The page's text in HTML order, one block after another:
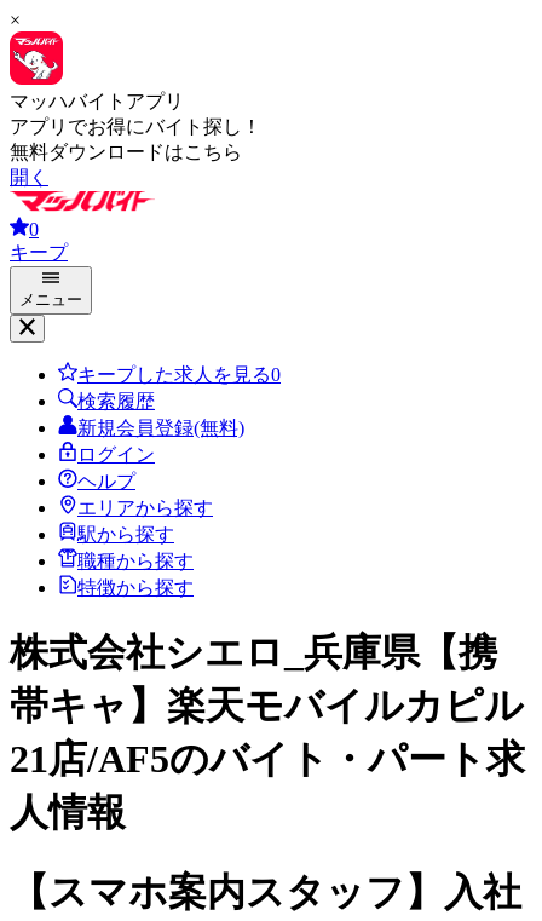
×
マッハバイトアプリ
アプリでお得にバイト探し！
無料ダウンロードはこちら
開く
0
キープ
メニュー
キープした求人を見る0
検索履歴
新規会員登録(無料)
ログイン
ヘルプ
エリアから探す
駅から探す
職種から探す
特徴から探す
株式会社シエロ_兵庫県【携
帯キャ】楽天モバイルカピル
21店/AF5のバイト・パート求
人情報
【スマホ案内スタッフ】入社